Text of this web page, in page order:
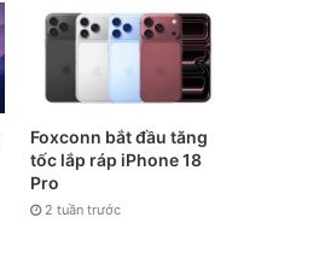
Foxconn bắt đầu tăng
tốc lắp ráp iPhone 18
Pro
2 tuần trước